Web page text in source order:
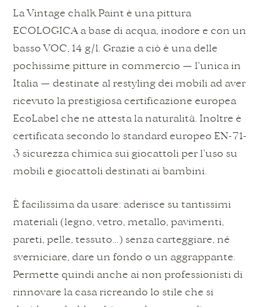
La Vintage chalk Paint è una pittura
ECOLOGICA a base di acqua, inodore e con un
basso VOC, 14 g/l. Grazie a ciò è una delle
pochissime pitture in commercio — l’unica in
Italia — destinate al restyling dei mobili ad aver
ricevuto la prestigiosa certificazione europea
EcoLabel che ne attesta la naturalità. Inoltre è
certificata secondo lo standard europeo EN-71-
3 sicurezza chimica sui giocattoli per l’uso su
mobili e giocattoli destinati ai bambini.
È facilissima da usare: aderisce su tantissimi
materiali (legno, vetro, metallo, pavimenti,
pareti, pelle, tessuto…) senza carteggiare, né
sverniciare, dare un fondo o un aggrappante.
Permette quindi anche ai non professionisti di
rinnovare la casa ricreando lo stile che si